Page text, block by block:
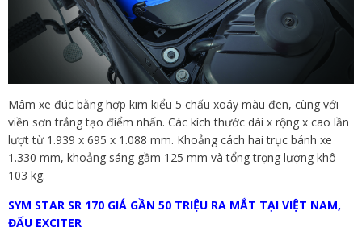
Mâm xe đúc bằng hợp kim kiểu 5 chấu xoáy màu đen, cùng với
viền sơn trắng tạo điểm nhấn. Các kích thước dài x rộng x cao lần
lượt từ 1.939 x 695 x 1.088 mm. Khoảng cách hai trục bánh xe
1.330 mm, khoảng sáng gầm 125 mm và tổng trọng lượng khô
103 kg.
SYM STAR SR 170 GIÁ GẦN 50 TRIỆU RA MẮT TẠI VIỆT NAM,
ĐẤU EXCITER